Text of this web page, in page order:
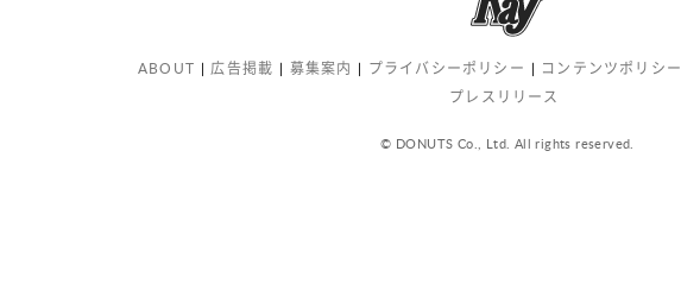
ABOUT 広告掲載 募集案内 プライバシーポリシー コンテンツポリシー
プレスリリース
© DONUTS Co., Ltd. All rights reserved.